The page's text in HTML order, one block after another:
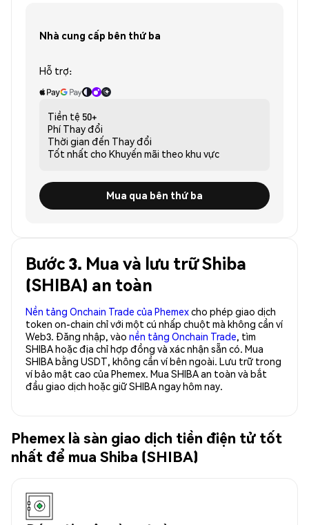
Nhà cung cấp bên thứ ba
Hỗ trợ:
Tiền tệ 50+
Phí Thay đổi
Thời gian đến Thay đổi
Tốt nhất cho Khuyến mãi theo khu vực
Mua qua bên thứ ba
Bước 3. Mua và lưu trữ Shiba
(SHIBA) an toàn
Nền tảng Onchain Trade của Phemexcho phép giao dịch
token on-chain chỉ với một cú nhấp chuột mà không cần ví
Web3. Đăng nhập, vào nền tảng Onchain Trade, tìm
SHIBA hoặc địa chỉ hợp đồng và xác nhận sẵn có. Mua
SHIBA bằng USDT, không cần ví bên ngoài. Lưu trữ trong
ví bảo mật cao của Phemex. Mua SHIBA an toàn và bắt
đầu giao dịch hoặc giữ SHIBA ngay hôm nay.
Phemex là sàn giao dịch tiền điện tử tốt
nhất để mua Shiba (SHIBA)